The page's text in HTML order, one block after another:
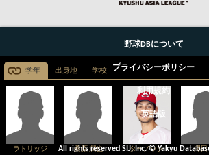
学年 出身地 学校
ラトリッジ 桑原 潤也 ターノック 澤田
野球DBについて
プライバシーポリシー
利用規約
英語版
All rights reserved SIJ, Inc. © Yakyu